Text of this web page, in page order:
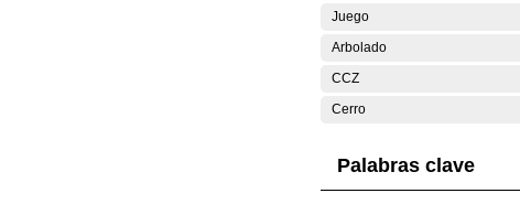
Juego
Arbolado
CCZ
Cerro
Palabras clave